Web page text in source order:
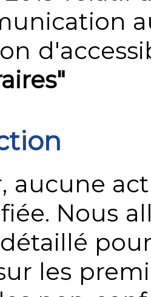
aucune
Nous
les